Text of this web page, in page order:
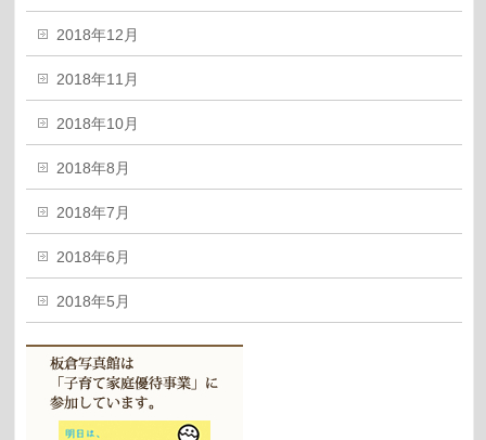
2018年12月
2018年11月
2018年10月
2018年8月
2018年7月
2018年6月
2018年5月